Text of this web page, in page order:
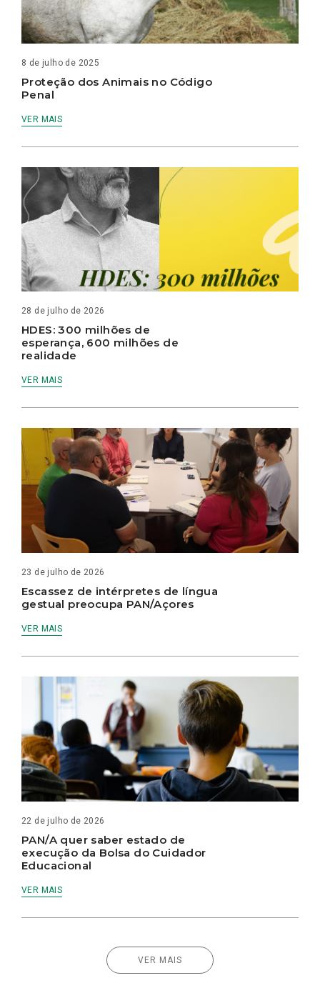
8 de julho de 2025
Proteção dos Animais no Código
Penal
VER MAIS
28 de julho de 2026
HDES: 300 milhões de
esperança, 600 milhões de
realidade
VER MAIS
23 de julho de 2026
Escassez de intérpretes de língua
gestual preocupa PAN/Açores
VER MAIS
22 de julho de 2026
PAN/A quer saber estado de
execução da Bolsa do Cuidador
Educacional
VER MAIS
VER MAIS